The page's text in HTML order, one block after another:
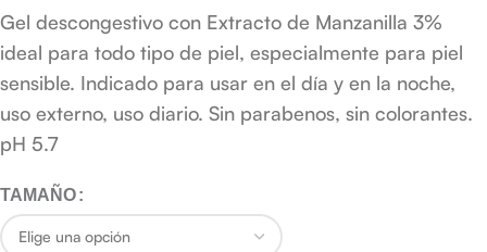
Gel descongestivo con Extracto de Manzanilla 3%
ideal para todo tipo de piel, especialmente para piel
sensible. Indicado para usar en el día y en la noche,
uso externo, uso diario. Sin parabenos, sin colorantes.
pH 5.7
TAMAÑO